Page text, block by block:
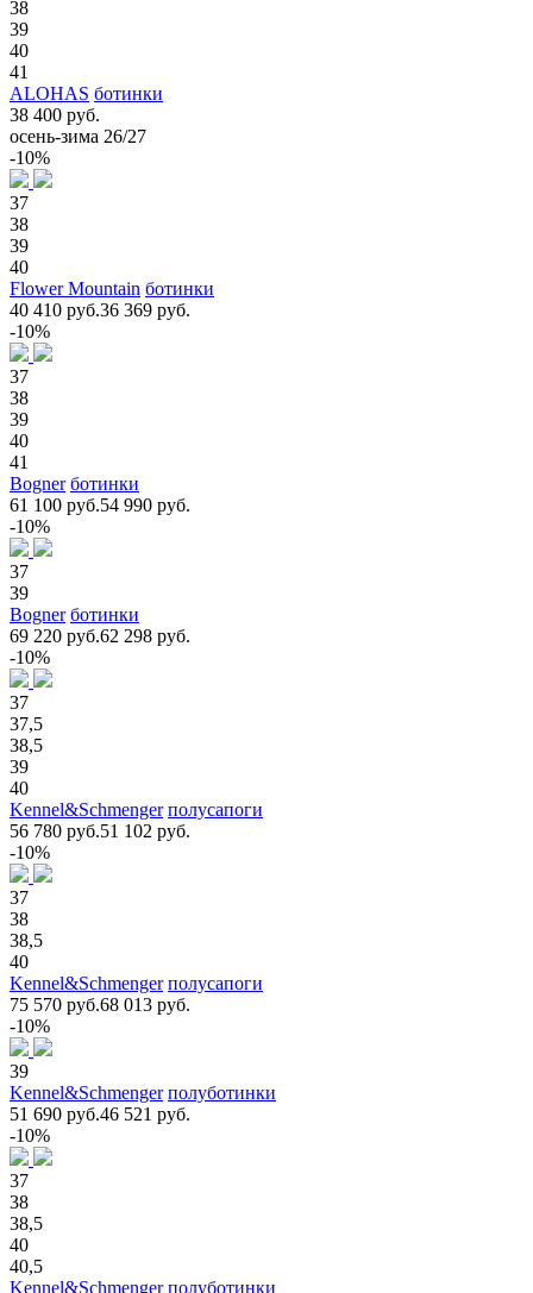
38
39
40
41
ALOHAS ботинки
38 400 руб.
осень-зима 26/27
-10%
37
38
39
40
Flower Mountain ботинки
40 410 руб.36 369 руб.
-10%
37
38
39
40
41
Bogner ботинки
61 100 руб.54 990 руб.
-10%
37
39
Bogner ботинки
69 220 руб.62 298 руб.
-10%
37
37,5
38,5
39
40
Kennel&Schmenger полусапоги
56 780 руб.51 102 руб.
-10%
37
38
38,5
40
Kennel&Schmenger полусапоги
75 570 руб.68 013 руб.
-10%
39
Kennel&Schmenger полуботинки
51 690 руб.46 521 руб.
-10%
37
38
38,5
40
40,5
Kennel&Schmenger полуботинки